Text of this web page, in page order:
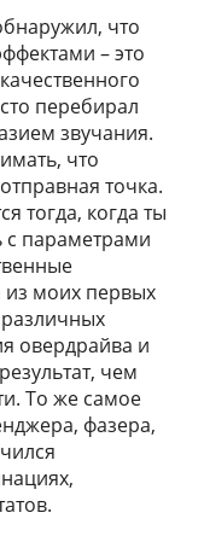
что
– это
перебирал
звучания.
что
точка.
тогда, когда ты
с параметрами
моих первых
овердрайва и
чем
То же самое
фазера,